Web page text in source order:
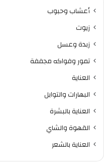
أعشاب وحبوب
زيوت
زبدة وعسل
تمور وفواكه مجففة
العناية
البهارات والتوابل
العناية بالبشرة
القهوة والشاي
العناية بالشعر